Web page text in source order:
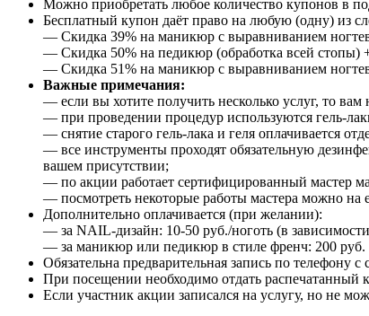
Можно приобретать любое количество купонов в
Бесплатный купон даёт право на любую (одну) из
— Скидка 39% на маникюр с выравниванием
— Скидка 50% на педикюр (обработка всей стопы)
— Скидка 51% на маникюр с выравниванием
Важные примечания:
— если вы хотите получить несколько услуг, то вам
— при проведении процедур используются гель-
— снятие старого гель-лака и геля оплачивается
— все инструменты проходят обязательную
вашем присутствии;
— по акции работает сертифицированный мастер
— посмотреть некоторые работы мастера можно на
Дополнительно оплачивается (при желании):
— за NAIL-дизайн: 10-50 руб./ноготь (в
— за маникюр или педикюр в стиле френч: 200 руб.
Обязательна предварительная запись по телефону
При посещении необходимо отдать распечатанный
Если участник акции записался на услугу, но не